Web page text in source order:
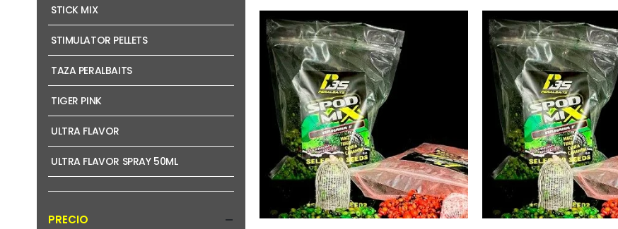
STICK MIX
STIMULATOR PELLETS
TAZA PERALBAITS
TIGER PINK
ULTRA FLAVOR
ULTRA FLAVOR SPRAY 50ML
PRECIO